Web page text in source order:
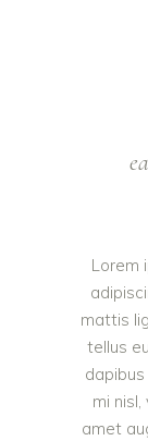
Lorem
mattis
tellus
mi
amet